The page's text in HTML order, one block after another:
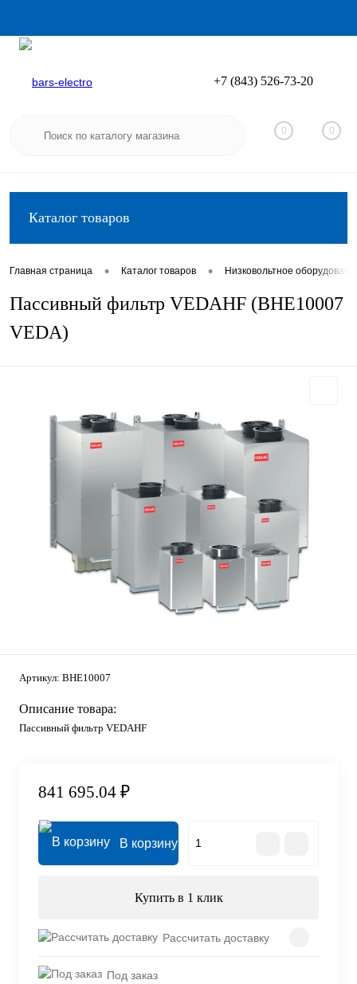
Вход
+7 (843) 526-73-20
0 0
Каталог товаров
Главная страница • Каталог товаров • Низковольтное
Пассивный фильтр VEDAHF (BHE10007
VEDA)
Артикул: BHE10007
Описание товара:
Пассивный фильтр VEDAHF
841 695.04 ₽
В корзину
Купить в 1 клик
Рассчитать доставку
Под заказ